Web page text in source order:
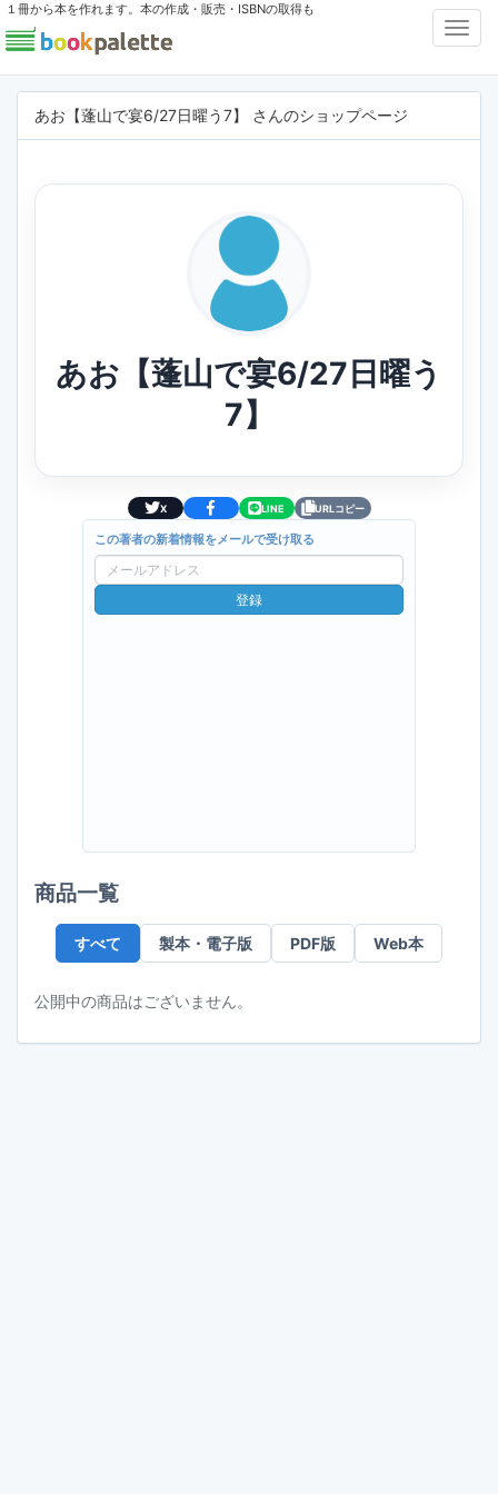
１冊から本を作れます。本の作成・販売・ISBNの取得も
あお【蓬山で宴6/27日曜う7】 さんのショップページ
あお【蓬山で宴6/27日曜う
7】
X LINE URLコピー
この著者の新着情報をメールで受け取る
ー
ル
登録
商品一覧
すべて 製本・電子版 PDF版 Web本
公開中の商品はございません。